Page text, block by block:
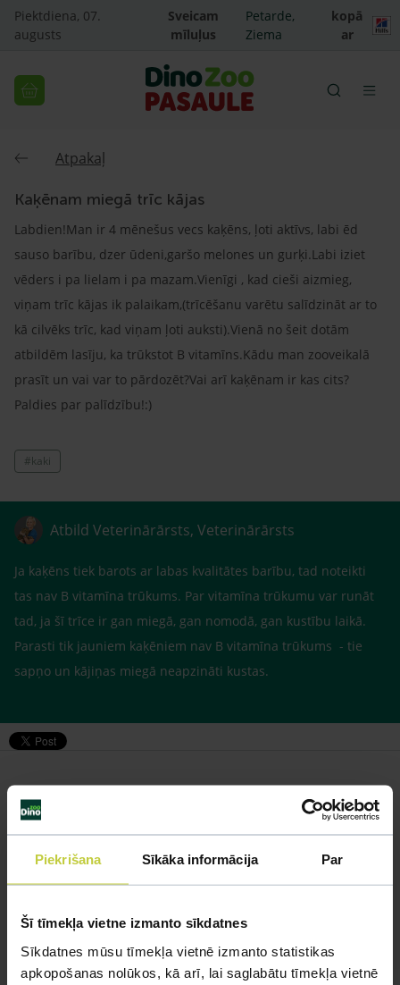
Piekrišana Sīkāka informācija Par
Šī tīmekļa vietne izmanto sīkdatnes
Sīkdatnes mūsu tīmekļa vietnē izmanto statistikas
apkopošanas nolūkos, kā arī, lai saglabātu tīmekļa vietnē
Piektdiena, 07.
augusts
Sveicam
mīluļus
Petarde,
Ziema
kopā
ar
Atpakaļ
Kaķēnam miegā trīc kājas
Labdien!Man ir 4 mēnešus vecs kaķēns, ļoti aktīvs, labi ēd
sauso barību, dzer ūdeni,garšo melones un gurķi.Labi iziet
vēders i pa lielam i pa mazam.Vienīgi , kad cieši aizmieg,
viņam trīc kājas ik palaikam,(trīcēšanu varētu salīdzināt ar to
kā cilvēks trīc, kad viņam ļoti auksti).Vienā no šeit dotām
atbildēm lasīju, ka trūkstot B vitamīns.Kādu man zooveikalā
prasīt un vai var to pārdozēt?Vai arī kaķēnam ir kas cits?
Paldies par palīdzību!:)
#kaki
Atbild Veterinārārsts, Veterinārārsts
Ja kaķēns tiek barots ar labas kvalitātes barību, tad noteikti
tas nav B vitamīna trūkums. Par vitamīna trūkumu var runāt
tad, ja šī trīce ir gan miegā, gan nomodā, gan kustību laikā.
Parasti tik jauniem kaķēniem nav B vitamīna trūkums - tie
sapņo un kājiņas miegā neapzināti kustas.
Līdzīgi jautājumi
Mūsu eksperti spēs atbildēt uz jebkuru Jūsu jautājumu